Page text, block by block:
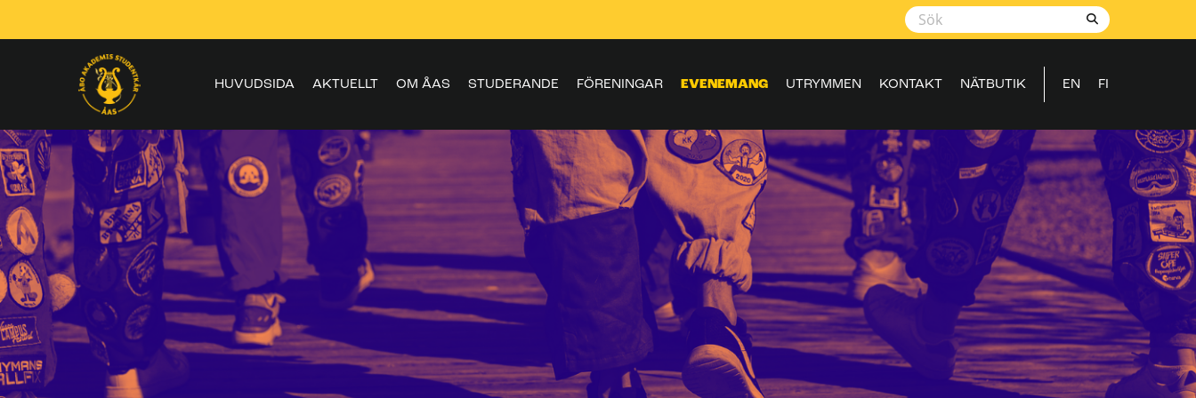
HUVUDSIDA AKTUELLT OM ÅAS STUDERANDE FÖRENINGAR EVENEMANG UTRYMMEN KONTAKT NÄTBUTIK EN FI